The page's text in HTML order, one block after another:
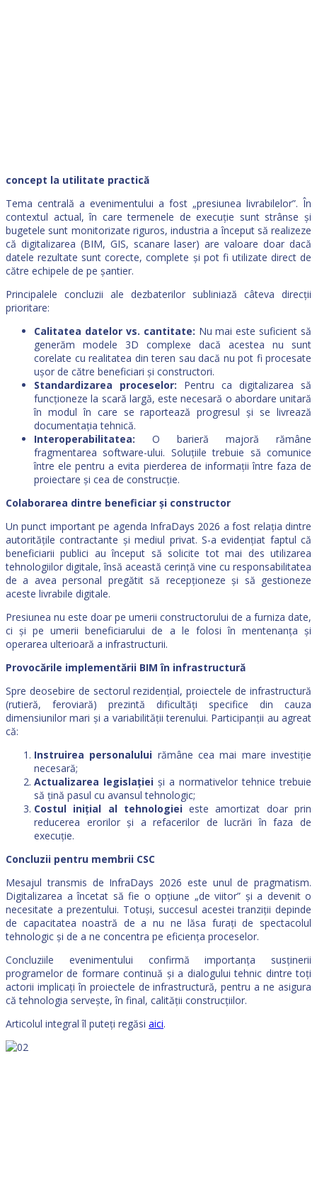
concept la utilitate practică
Tema centrală a evenimentului a fost „presiunea livrabilelor”. În
contextul actual, în care termenele de execuție sunt strânse și
bugetele sunt monitorizate riguros, industria a început să realizeze
că digitalizarea (BIM, GIS, scanare laser) are valoare doar dacă
datele rezultate sunt corecte, complete și pot fi utilizate direct de
către echipele de pe șantier.
Principalele concluzii ale dezbaterilor subliniază câteva direcții
prioritare:
Calitatea datelor vs. cantitate: Nu mai este suficient să
generăm modele 3D complexe dacă acestea nu sunt
corelate cu realitatea din teren sau dacă nu pot fi procesate
ușor de către beneficiari și constructori.
Standardizarea proceselor: Pentru ca digitalizarea să
funcționeze la scară largă, este necesară o abordare unitară
în modul în care se raportează progresul și se livrează
documentația tehnică.
Interoperabilitatea: O barieră majoră rămâne
fragmentarea software-ului. Soluțiile trebuie să comunice
între ele pentru a evita pierderea de informații între faza de
proiectare și cea de construcție.
Colaborarea dintre beneficiar și constructor
Un punct important pe agenda InfraDays 2026 a fost relația dintre
autoritățile contractante și mediul privat. S-a evidențiat faptul că
beneficiarii publici au început să solicite tot mai des utilizarea
tehnologiilor digitale, însă această cerință vine cu responsabilitatea
de a avea personal pregătit să recepționeze și să gestioneze
aceste livrabile digitale.
Presiunea nu este doar pe umerii constructorului de a furniza date,
ci și pe umerii beneficiarului de a le folosi în mentenanța și
operarea ulterioară a infrastructurii.
Provocările implementării BIM în infrastructură
Spre deosebire de sectorul rezidențial, proiectele de infrastructură
(rutieră, feroviară) prezintă dificultăți specifice din cauza
dimensiunilor mari și a variabilității terenului. Participanții au agreat
că:
Instruirea personalului rămâne cea mai mare investiție
necesară;
Actualizarea legislației și a normativelor tehnice trebuie
să țină pasul cu avansul tehnologic;
Costul inițial al tehnologieieste amortizat doar prin
reducerea erorilor și a refacerilor de lucrări în faza de
execuție.
Concluzii pentru membrii CSC
Mesajul transmis de InfraDays 2026 este unul de pragmatism.
Digitalizarea a încetat să fie o opțiune „de viitor” și a devenit o
necesitate a prezentului. Totuși, succesul acestei tranziții depinde
de capacitatea noastră de a nu ne lăsa furați de spectacolul
tehnologic și de a ne concentra pe eficiența proceselor.
Concluziile evenimentului confirmă importanța susținerii
programelor de formare continuă și a dialogului tehnic dintre toți
actorii implicați în proiectele de infrastructură, pentru a ne asigura
că tehnologia servește, în final, calității construcțiilor.
Articolul integral îl puteți regăsi aici.